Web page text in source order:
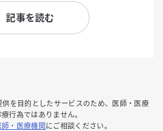
記事を読む
を目的としたサービスのため、医師・医療
行為ではありません。
師・医療機関にご相談ください。